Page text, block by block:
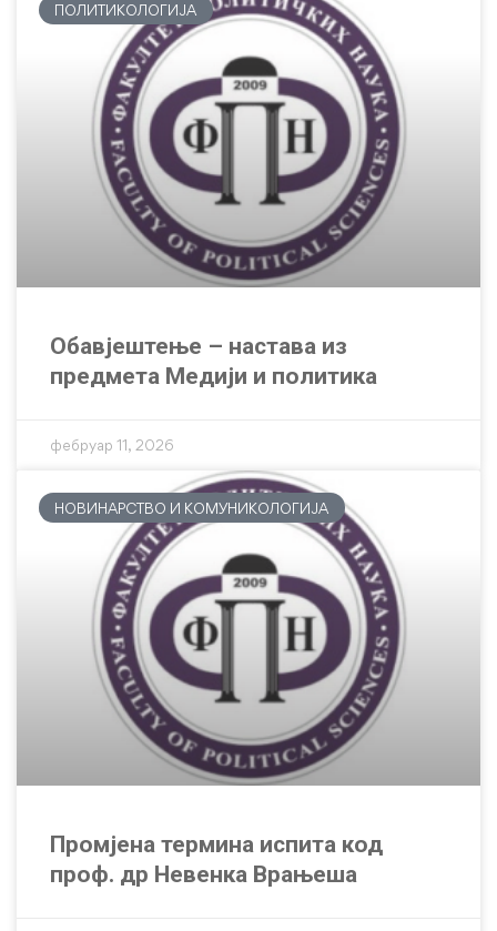
ПОЛИТИКОЛОГИЈА
Обавјештење – настава из
предмета Медији и политика
фебруар 11, 2026
НОВИНАРСТВО И КОМУНИКОЛОГИЈА
Промјена термина испита код
проф. др Невенка Врањеша